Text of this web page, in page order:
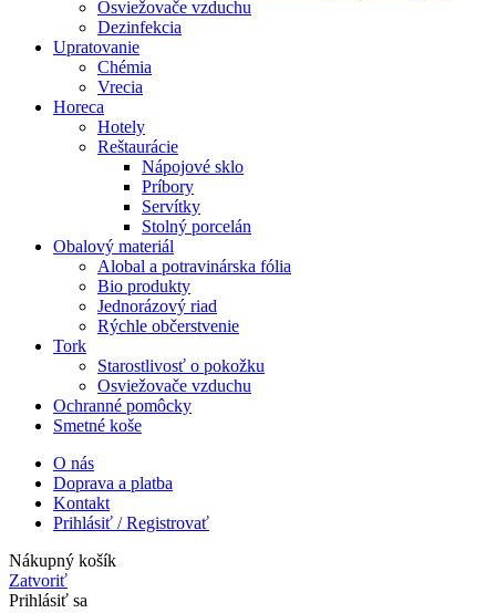
Osviežovače vzduchu
Dezinfekcia
Upratovanie
Chémia
Vrecia
Horeca
Hotely
Reštaurácie
Nápojové sklo
Príbory
Servítky
Stolný porcelán
Obalový materiál
Alobal a potravinárska fólia
Bio produkty
Jednorázový riad
Rýchle občerstvenie
Tork
Starostlivosť o pokožku
Osviežovače vzduchu
Ochranné pomôcky
Smetné koše
O nás
Doprava a platba
Kontakt
Prihlásiť / Registrovať
Nákupný košík
Zatvoriť
Prihlásiť sa